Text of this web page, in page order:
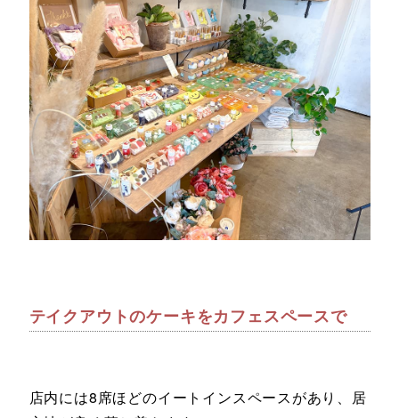
テイクアウトのケーキをカフェスペースで
店内には8席ほどのイートインスペースがあり、居